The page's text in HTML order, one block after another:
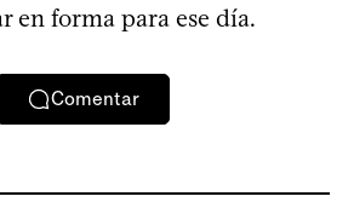
en forma para ese día.
Comentar